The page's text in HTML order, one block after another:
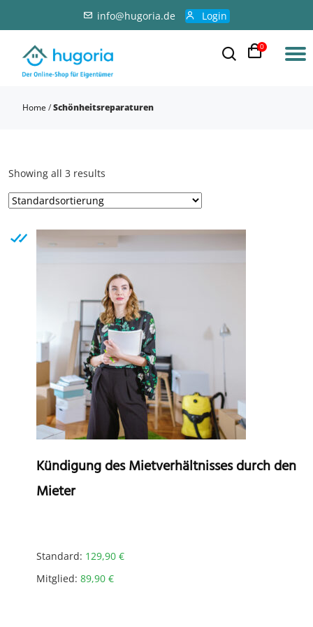
info@hugoria.de Login
0
Home /Schönheitsreparaturen
Showing all 3 results
Kündigung des Mietverhältnisses durch den
Mieter
Standard: 129,90 €
Mitglied: 89,90 €